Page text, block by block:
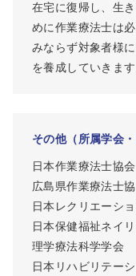
在宅に復帰し、生
めに作業療法士は
みならず対象者様
を養成していきます
その他（所属学会・
日本作業療法士協会
広島県作業療法士
日本レクリエーシ
日本保健福祉ネイ
理学療法科学学会
日本リハビリテー